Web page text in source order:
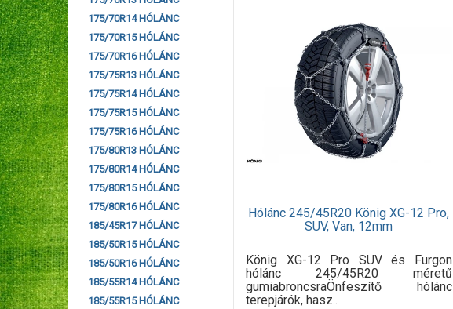
175/70R14 HÓLÁNC
175/70R15 HÓLÁNC
175/70R16 HÓLÁNC
175/75R13 HÓLÁNC
175/75R14 HÓLÁNC
175/75R15 HÓLÁNC
175/75R16 HÓLÁNC
175/80R13 HÓLÁNC
175/80R14 HÓLÁNC
175/80R15 HÓLÁNC
175/80R16 HÓLÁNC
185/45R17 HÓLÁNC
185/50R15 HÓLÁNC
185/50R16 HÓLÁNC
185/55R14 HÓLÁNC
185/55R15 HÓLÁNC
Hólánc 245/45R20 König XG-12 Pro,
SUV, Van, 12mm
König XG-12 Pro SUV és Furgon
hólánc 245/45R20 méretű
gumiabroncsraÖnfeszítő hólánc
terepjárók, hasz..